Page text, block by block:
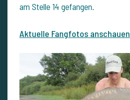
am Stelle 14 gefangen.
Aktuelle Fangfotos anschauen